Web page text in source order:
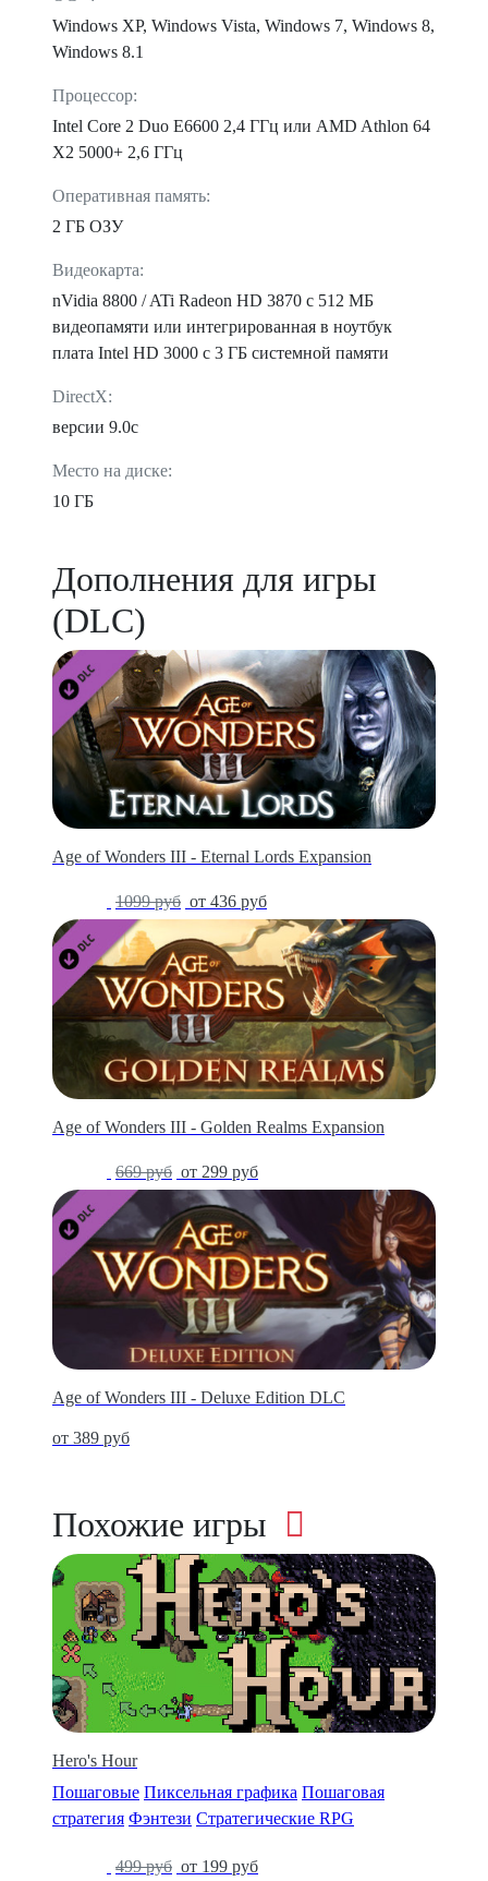
Windows XP, Windows Vista, Windows 7, Windows 8,
Windows 8.1
Процессор:
Intel Core 2 Duo E6600 2,4 ГГц или AMD Athlon 64
X2 5000+ 2,6 ГГц
Оперативная память:
2 ГБ ОЗУ
Видеокарта:
nVidia 8800 / ATi Radeon HD 3870 с 512 МБ
видеопамяти или интегрированная в ноутбук
плата Intel HD 3000 с 3 ГБ системной памяти
DirectX:
версии 9.0c
Место на диске:
10 ГБ
Дополнения для игры
(DLC)
Age of Wonders III - Eternal Lords Expansion
1099 руб от 436 руб
Age of Wonders III - Golden Realms Expansion
669 руб от 299 руб
Age of Wonders III - Deluxe Edition DLC
от 389 руб
Похожие игры
Hero's Hour
Пошаговые Пиксельная графика Пошаговая
стратегия Фэнтези Стратегические RPG
499 руб от 199 руб